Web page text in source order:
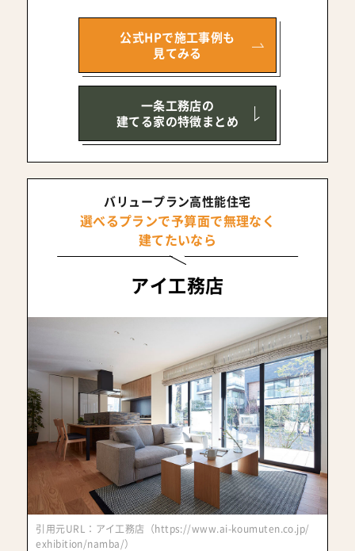
公式HPで施工事例も
見てみる
一条工務店の
建てる家の特徴まとめ
バリュープラン高性能住宅
選べるプランで予算面で無理なく
建てたいなら
アイ工務店
引用元URL：アイ工務店（https://www.ai-koumuten.co.jp/
exhibition/namba/）